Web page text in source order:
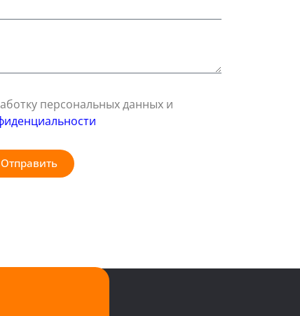
персональных данных и
Отправить